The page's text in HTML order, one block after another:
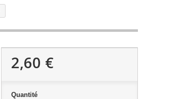
2,60 €
Quantité